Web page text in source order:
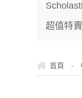
超值特賣
首頁 -